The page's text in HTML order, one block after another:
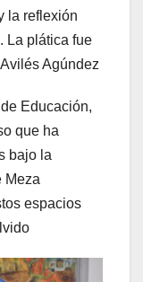
la reflexión
La plática fue
Agúndez
Educación,
que ha
bajo la
Meza
espacios